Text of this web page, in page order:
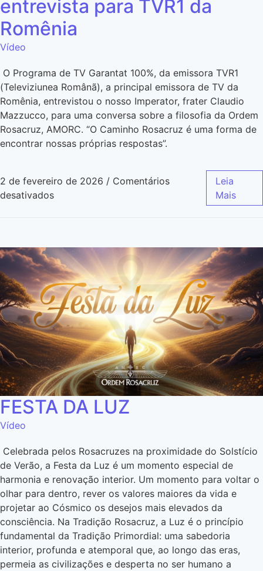
entrevista para TVR1 da
Romênia
Vídeo
O Programa de TV Garantat 100%, da emissora TVR1
(Televiziunea Românã), a principal emissora de TV da
Romênia, entrevistou o nosso Imperator, frater Claudio
Mazzucco, para uma conversa sobre a filosofia da Ordem
Rosacruz, AMORC. “O Caminho Rosacruz é uma forma de
encontrar nossas próprias respostas”.
2 de fevereiro de 2026 / Comentários
desativados
Leia
Mais
FESTA DA LUZ
Vídeo
Celebrada pelos Rosacruzes na proximidade do Solstício
de Verão, a Festa da Luz é um momento especial de
harmonia e renovação interior. Um momento para voltar o
olhar para dentro, rever os valores maiores da vida e
projetar ao Cósmico os desejos mais elevados da
consciência. Na Tradição Rosacruz, a Luz é o princípio
fundamental da Tradição Primordial: uma sabedoria
interior, profunda e atemporal que, ao longo das eras,
permeia as civilizações e desperta no ser humano a